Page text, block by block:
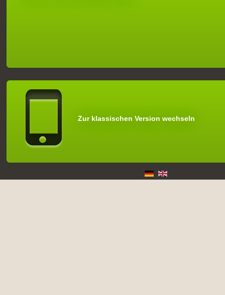
Zur klassischen Version wechseln